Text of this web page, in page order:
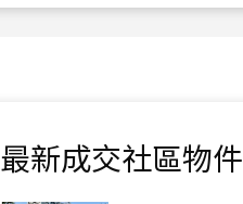
最新成交社區物件
新竹市新竹市慈祥路
115年07月 成交